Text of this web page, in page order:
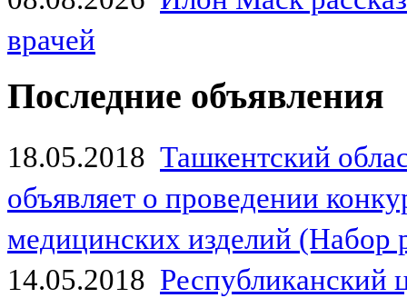
врачей
Последние объявления
18.05.2018 Ташкентский
объявляет о проведении
медицинских изделий (Набор
14.05.2018